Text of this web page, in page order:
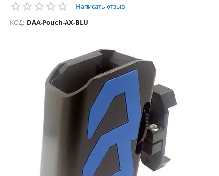
Написать отзыв
КОД: DAA-Pouch-AX-BLU